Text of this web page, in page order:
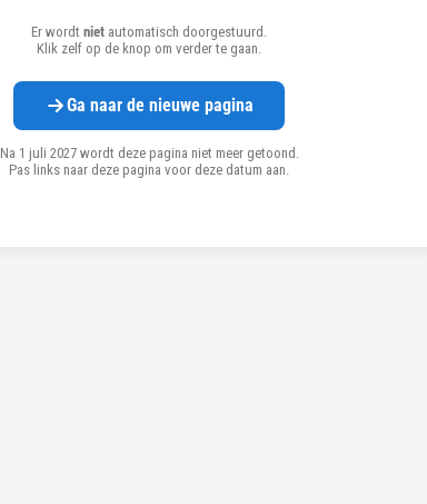
Er wordt niet automatisch doorgestuurd.
Klik zelf op de knop om verder te gaan.
Ga naar de nieuwe pagina
Na 1 juli 2027 wordt deze pagina niet meer getoond.
Pas links naar deze pagina voor deze datum aan.